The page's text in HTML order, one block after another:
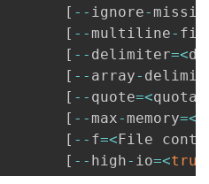
[ -- ignore-
[ -- multiline-
[ -- delimiter=<
[ -- array-
[ -- quote=<
[ -- max- memory=<
[ -- f=<File
[ -- high- io=<true